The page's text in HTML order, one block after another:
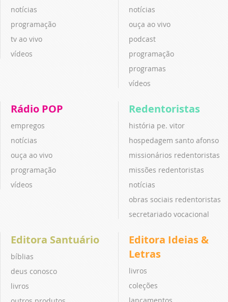
notícias
programação
tv ao vivo
vídeos
notícias
ouça ao vivo
podcast
programação
programas
vídeos
Rádio POP
empregos
notícias
ouça ao vivo
programação
vídeos
Redentoristas
história pe. vitor
hospedagem santo afonso
missionários redentoristas
missões redentoristas
notícias
obras sociais redentoristas
secretariado vocacional
Editora Santuário
bíblias
deus conosco
livros
Editora Ideias &
Letras
livros
coleções
lançamentos